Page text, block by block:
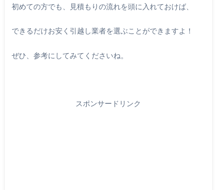
初めての方でも、見積もりの流れを頭に入れておけば、
できるだけお安く引越し業者を選ぶことができますよ！
ぜひ、参考にしてみてくださいね。
スポンサードリンク